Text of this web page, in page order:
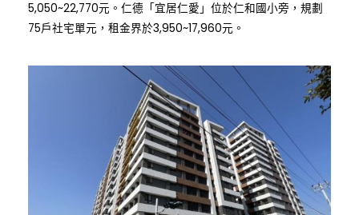
5,050~22,770元。仁德「宜居仁愛」位於仁和國小旁，規劃
75戶社宅單元，租金界於3,950~17,960元。